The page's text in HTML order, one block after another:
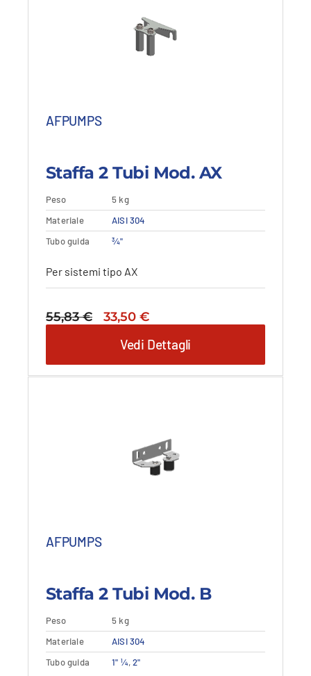
Aggiungi al carrello
AFPUMPS
Staffa 2 Tubi Mod. AX
Peso
5 kg
Materiale
AISI 304
Tubo guida
¾"
Per sistemi tipo AX
55,83€
Il
originale
era:
55,83 €.
33,50€Il
attuale
è:
33,50 €.
Vedi Dettagli
Dettagli
Questo
prodotto
AFPUMPS
Staffa 2 Tubi Mod. B
Peso
5 kg
Materiale
AISI 304
Tubo guida
1" ¼,2"